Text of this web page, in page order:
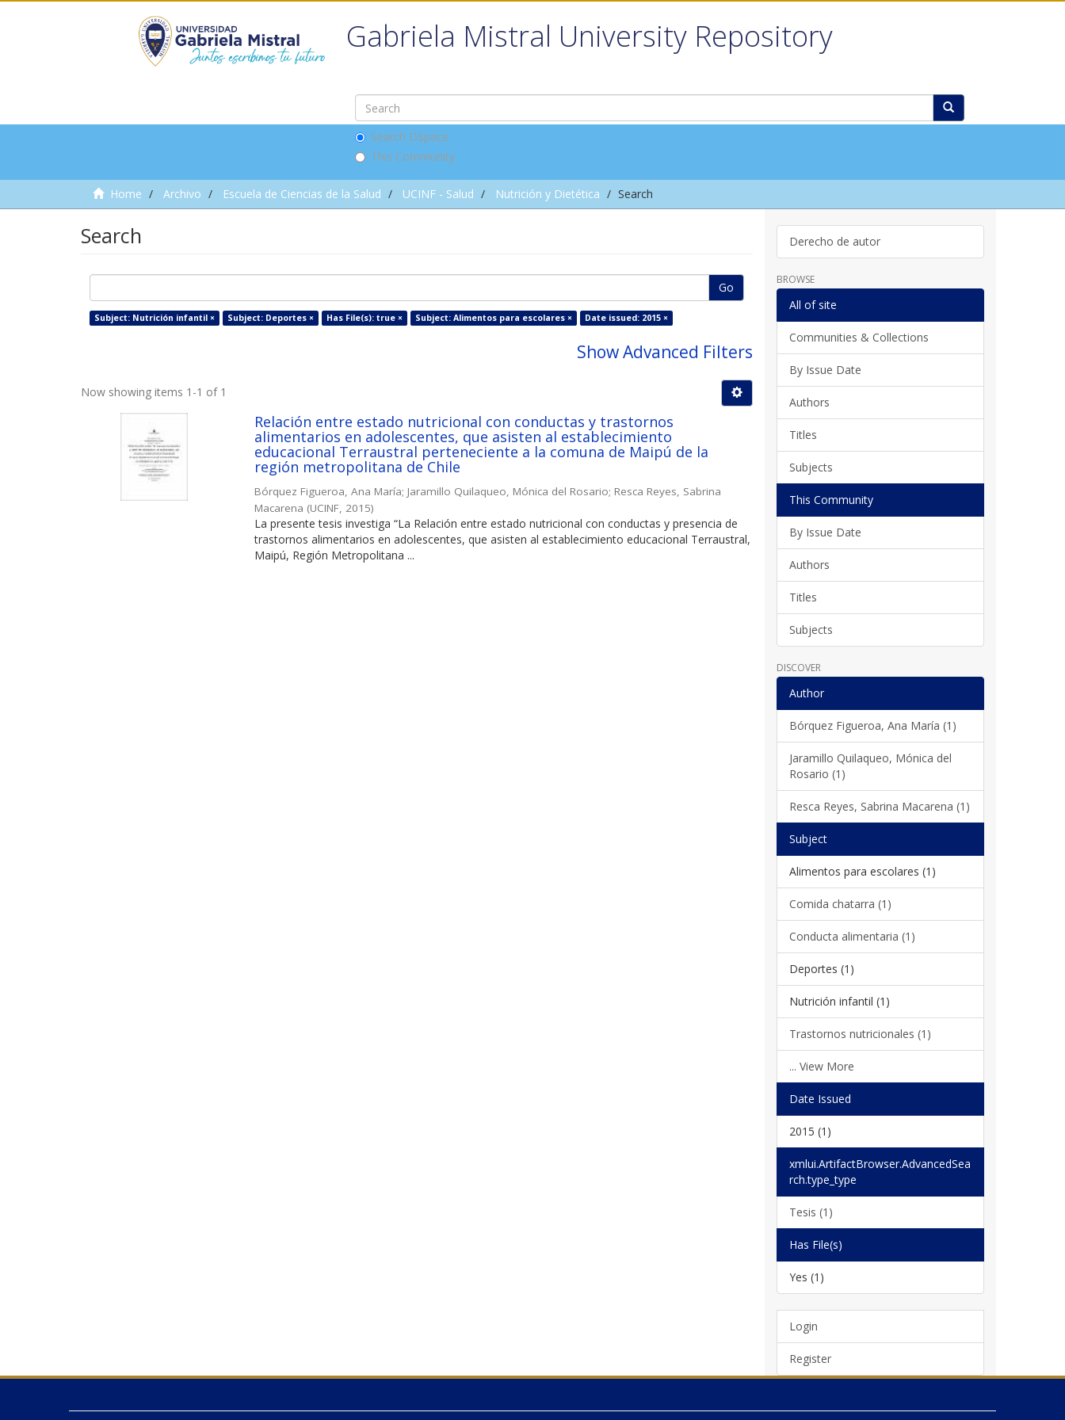
Gabriela Mistral University Repository
Search DSpace
This Community
Home Archivo Escuela de Ciencias de la Salud UCINF - Salud Nutrición y Dietética Search
Search
Go
Subject: Nutrición infantil × Subject: Deportes × Has File(s): true × Subject: Alimentos para escolares × Date issued: 2015 ×
Show Advanced Filters
Now showing items 1-1 of 1
Relación entre estado nutricional con conductas y trastornos
alimentarios en adolescentes, que asisten al establecimiento
educacional Terraustral perteneciente a la comuna de Maipú de la
región metropolitana de Chile
Bórquez Figueroa, Ana María; Jaramillo Quilaqueo, Mónica del Rosario; Resca Reyes, Sabrina
Macarena (UCINF 2015)
La presente tesis investiga “La Relación entre estado nutricional con conductas y presencia de
trastornos alimentarios en adolescentes, que asisten al establecimiento educacional Terraustral,
Maipú, Región Metropolitana ...
Derecho de autor
BROWSE
All of site
Communities & Collections
By Issue Date
Authors
Titles
Subjects
This Community
By Issue Date
Authors
Titles
Subjects
DISCOVER
Author
Bórquez Figueroa, Ana María (1)
Jaramillo Quilaqueo, Mónica del
Rosario (1)
Resca Reyes, Sabrina Macarena (1)
Subject
Alimentos para escolares (1)
Comida chatarra (1)
Conducta alimentaria (1)
Deportes (1)
Nutrición infantil (1)
Trastornos nutricionales (1)
... View More
Date Issued
2015 (1)
xmlui.ArtifactBrowser.AdvancedSea
rch.type_type
Tesis (1)
Has File(s)
Yes (1)
Login
Register